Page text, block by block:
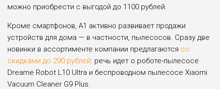
можно приобрести с выгодой до 1100 рублей.
Кроме смартфонов, А1 активно развивает продажи
устройств для дома — в частности, пылесосов. Сразу две
новинки в ассортименте компании предлагаются со
скидками до 290 рублей: речь идет о роботе-пылесосе
Dreame Robot L10 Ultra и беспроводном пылесосе Xiaomi
Vacuum Cleaner G9 Plus.